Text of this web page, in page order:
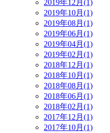
2019年12月(1)
2019年10月(1)
2019年08月(1)
2019年06月(1)
2019年04月(1)
2019年02月(1)
2018年12月(1)
2018年10月(1)
2018年08月(1)
2018年06月(1)
2018年02月(1)
2017年12月(1)
2017年10月(1)